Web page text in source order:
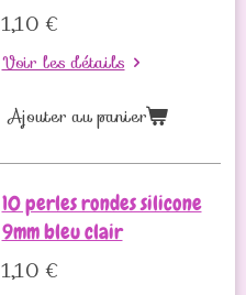
1,10 €
Voir les détails
Ajouter au panier
10 perles rondes silicone
9mm bleu clair
1,10 €